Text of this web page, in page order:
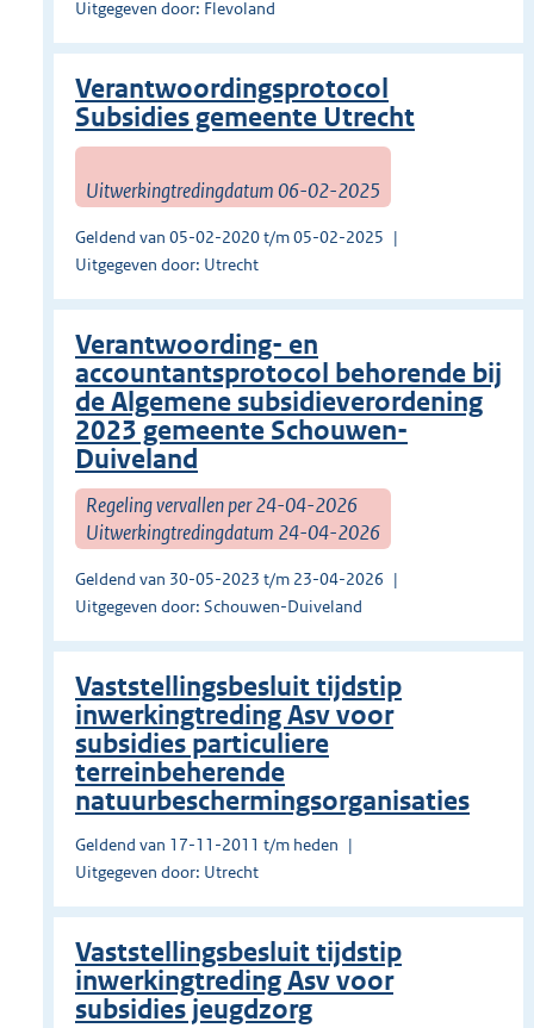
Uitgegeven door: Flevoland
Verantwoordingsprotocol
Subsidies gemeente Utrecht
Uitwerkingtredingdatum 06-02-2025
Geldend van 05-02-2020 t/m 05-02-2025
Uitgegeven door: Utrecht
Verantwoording- en
accountantsprotocol behorende bij
de Algemene subsidieverordening
2023 gemeente Schouwen-
Duiveland
Regeling vervallen per 24-04-2026
Uitwerkingtredingdatum 24-04-2026
Geldend van 30-05-2023 t/m 23-04-2026
Uitgegeven door: Schouwen-Duiveland
Vaststellingsbesluit tijdstip
inwerkingtreding Asv voor
subsidies particuliere
terreinbeherende
natuurbeschermingsorganisaties
Geldend van 17-11-2011 t/m heden
Uitgegeven door: Utrecht
Vaststellingsbesluit tijdstip
inwerkingtreding Asv voor
subsidies jeugdzorg